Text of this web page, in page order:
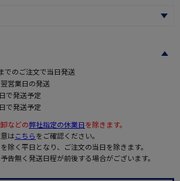
でのご注文で当日発送
営業日の発送
で発送予定
で発送予定
などの弊社指定の休業日を除きます。
はこちらをご確認ください。
除く平日となり、ご注文の当日を除きます。
告無く発送日程が前後する場合がございます。